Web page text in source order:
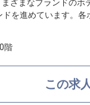
ざまなブランドのホ
を進めています。各
階
この求